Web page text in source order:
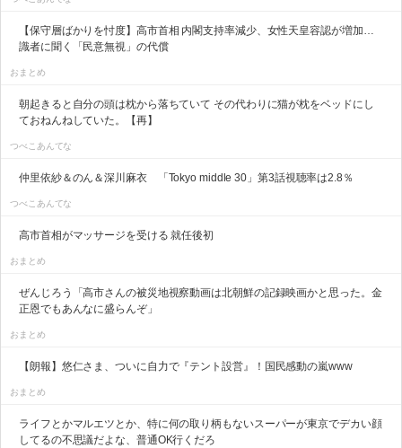
【保守層ばかりを忖度】高市首相 内閣支持率減少、女性天皇容認が増加…
識者に聞く「民意無視」の代償
おまとめ
朝起きると自分の頭は枕から落ちていて その代わりに猫が枕をベッドにし
ておねんねしていた。【再】
つべこあんてな
仲里依紗＆のん＆深川麻衣 「Tokyo middle 30」第3話視聴率は2.8％
つべこあんてな
高市首相がマッサージを受ける 就任後初
おまとめ
ぜんじろう「高市さんの被災地視察動画は北朝鮮の記録映画かと思った。金
正恩でもあんなに盛らんぞ」
おまとめ
【朗報】悠仁さま、ついに自力で『テント設営』！国民感動の嵐www
おまとめ
ライフとかマルエツとか、特に何の取り柄もないスーパーが東京でデカい顔
してるの不思議だよな、普通OK行くだろ